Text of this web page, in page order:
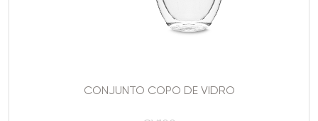
CONJUNTO COPO DE VIDRO